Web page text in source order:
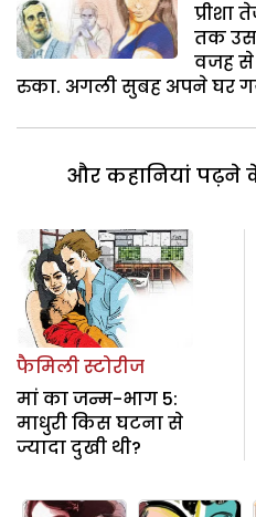
प्रीशा
तक उस
वजह से
रुका. अगली सुबह अपने घर
और कहानियां पढ़ने
फैमिली स्टोरीज
मां का जन्म-भाग 5:
माधुरी किस घटना से
ज्यादा दुखी थी?